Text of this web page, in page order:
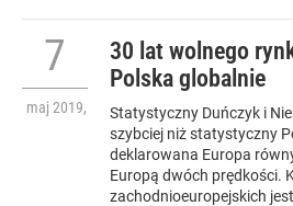
30 lat wolnego
Polska globalnie
7
maj 2019,
Statystyczny Duńczyk i
szybciej niż statystyczny
deklarowana Europa
Europą dwóch prędkości.
zachodnioeuropejskich